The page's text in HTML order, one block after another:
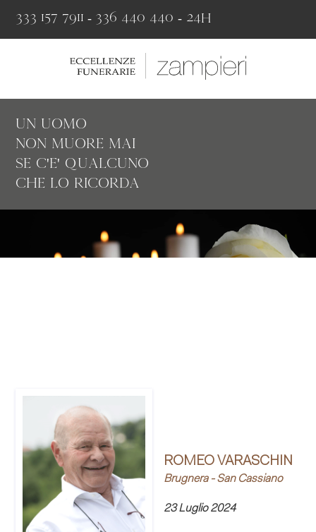
333 157 7911 - 336 440 440 - 24H
un uomo
non muore mai
se c'e' qualcuno
che lo ricorda
ROMEO VARASCHIN
Brugnera - San Cassiano
23 Luglio 2024